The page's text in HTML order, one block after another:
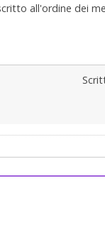
all'ordine dei